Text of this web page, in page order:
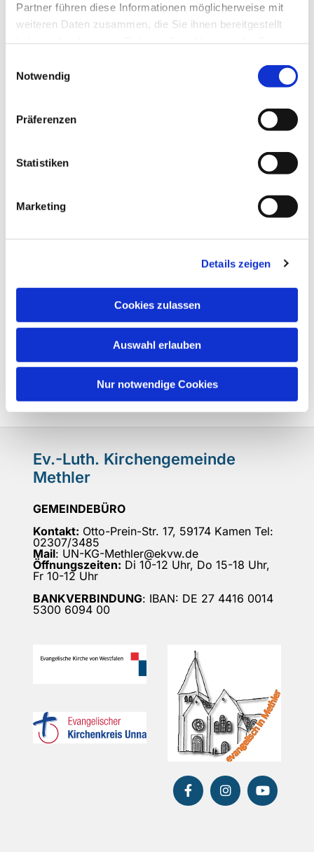
Partner führen diese Informationen möglicherweise mit
weiteren Daten zusammen, die Sie ihnen bereitgestellt
Notwendig
Präferenzen
Statistiken
Marketing
Details zeigen
Cookies zulassen
Auswahl erlauben
Nur notwendige Cookies
Dies könnte Sie auch
interessieren
Ev.-Luth. Kirchengemeinde
Methler
GEMEINDEBÜRO
Kontakt: Otto-Prein-Str. 17, 59174 Kamen Tel:
02307/3485
Mail: UN-KG-Methler@ekvw.de
Öffnungszeiten: Di 10-12 Uhr, Do 15-18 Uhr,
Fr 10-12 Uhr
BANKVERBINDUNG: IBAN: DE 27 4416 0014
5300 6094 00